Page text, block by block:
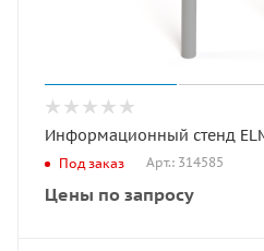
Информационный стенд
Под заказ Арт.: 314585
Цены по запросу